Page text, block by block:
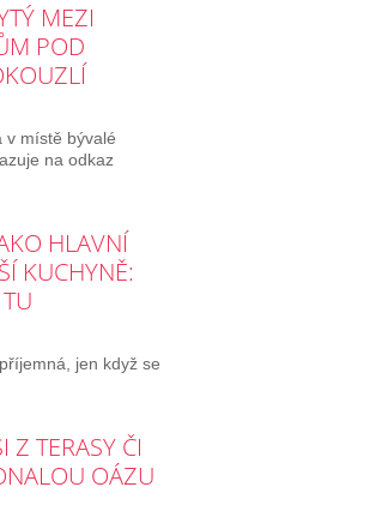
MEZI
POD
v místě bývalé
na odkaz
HLAVNÍ
KUCHYNĚ:
jen když se
Z TERASY ČI
OÁZU